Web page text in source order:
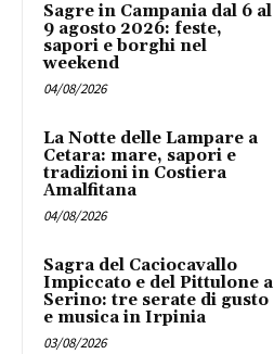
Sagre in Campania dal 6 al
9 agosto 2026: feste,
sapori e borghi nel
weekend
04/08/2026
La Notte delle Lampare a
Cetara: mare, sapori e
tradizioni in Costiera
Amalfitana
04/08/2026
Sagra del Caciocavallo
Impiccato e del Pittulone a
Serino: tre serate di gusto
e musica in Irpinia
03/08/2026